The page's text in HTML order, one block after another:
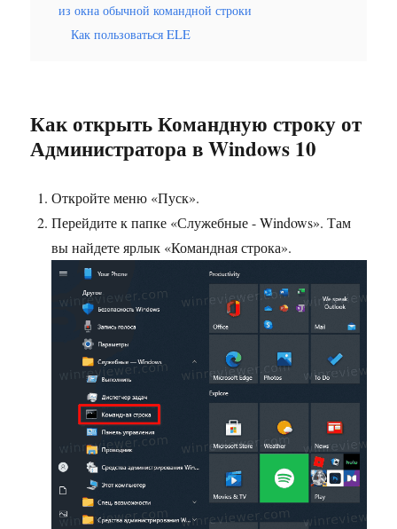
из окна обычной командной строки
Как пользоваться ELE
Как открыть Командную строку от
Администратора в Windows 10
Откройте меню «Пуск».
Перейдите к папке «Служебные - Windows». Там
вы найдете ярлык «Командная строка».